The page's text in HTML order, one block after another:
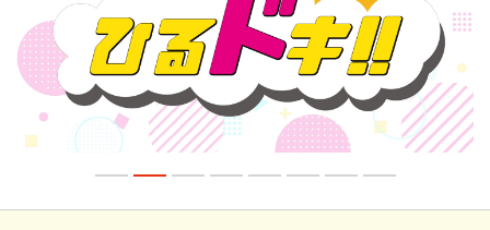
（J:COM TV フレックス）